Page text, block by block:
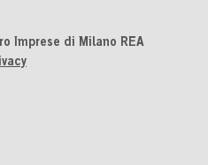
Imprese di Milano REA